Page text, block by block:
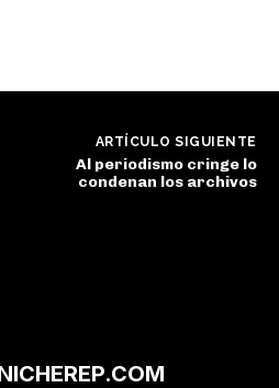
ARTÍCULO SIGUIENTE
Al periodismo cringe lo
condenan los archivos